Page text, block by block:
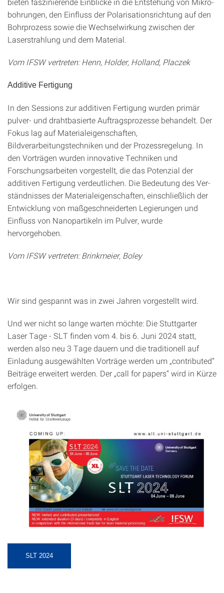
bohrungen, den Ein­fluss der Polarisationsrichtung auf den
Bohrprozess sowie die Wechsel­wirkung zwi­schen der
Laserstrahlung und dem Material.
Vom IFSW vertreten: Henn, Holder, Holland, Placzek
Additive Fertigung
In den Sessions zur additiven Fertigung wurden primär
pulver- und drahtbasierte Auftragspro­zesse behandelt. Der
Fokus lag auf Materialeigenschaften,
Bildverarbeitungstechniken und der Prozessregelung. In
den Vorträgen wurden innovative Techniken und
Forschungsarbeiten vorgestellt, die das Potenzial der
additiven Fertigung verdeutlichen. Die Bedeutung des Ver­
ständnisses der Materialeigenschaften, einschließlich der
Entwicklung von maßgeschneider­ten Legierungen und
Einfluss von Nanopartikeln im Pulver, wurde
hervorgehoben.
Vom IFSW vertreten: Brinkmeier, Boley
Wir sind gespannt was in zwei Jahren vorgestellt wird.
Und wer nicht so lange warten möchte: Die Stuttgarter
Laser Tage - SLT finden vom 4. bis 6. Juni 2024 statt,
werden also neu 3 Tage dauern und die traditionell auf
Einladung ausgewählten Vorträge werden um „contributed“
Beiträge erweitert werden. Der „call for papers“ wird in Kürze
erfolgen.
SLT 2024